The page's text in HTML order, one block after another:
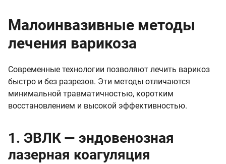
Малоинвазивные методы
лечения варикоза
Современные технологии позволяют лечить варикоз
быстро и без разрезов. Эти методы отличаются
минимальной травматичностью, коротким
восстановлением и высокой эффективностью.
1. ЭВЛК — эндовенозная
лазерная коагуляция